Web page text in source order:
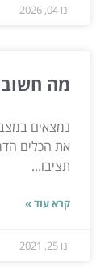
ינו 04, 2026
מה חשוב
נמצאים
את הכלים
תציבו...
קרא עוד »
ינו 25, 2021